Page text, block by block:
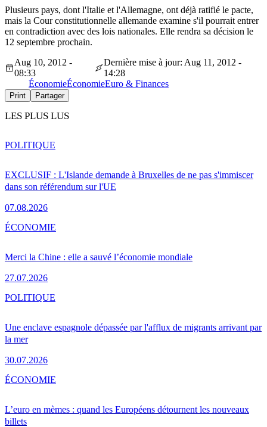
Plusieurs pays, dont l'Italie et l'Allemagne, ont déjà ratifié le pacte,
mais la Cour constitutionnelle allemande examine s'il pourrait entrer
en contradiction avec des lois nationales. Elle rendra sa décision le
12 septembre prochain.
Aug 10, 2012 -
08:33
Dernière mise à jour: Aug 11, 2012 -
14:28
ÉconomieÉconomieEuro & Finances
Print Partager
LES PLUS LUS
EXCLUSIF : L'Islande demande à Bruxelles de ne pas s'immiscer
dans son référendum sur l'UE
07.08.2026
POLITIQUE
Merci la Chine : elle a sauvé l’économie mondiale
27.07.2026
ÉCONOMIE
Une enclave espagnole dépassée par l'afflux de migrants arrivant par
la mer
30.07.2026
POLITIQUE
L’euro en mèmes : quand les Européens détournent les nouveaux
billets
ÉCONOMIE